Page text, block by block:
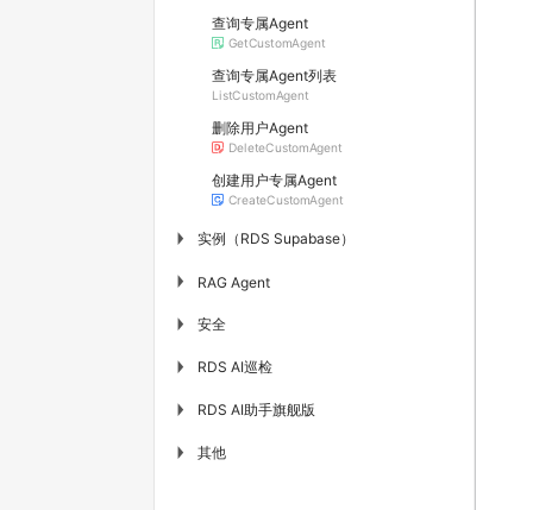
查询专属Agent
GetCustomAgent
查询专属Agent列表
ListCustomAgent
删除用户Agent
DeleteCustomAgent
创建用户专属Agent
CreateCustomAgent
▶ 实例（RDS Supabase）
▶ RAG Agent
▶ 安全
▶ RDS AI巡检
▶ RDS AI助手旗舰版
▶ 其他